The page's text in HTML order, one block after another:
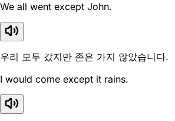
We all went except John.
우리 모두 갔지만 존은 가지 않았습니다.
I would come except it rains.